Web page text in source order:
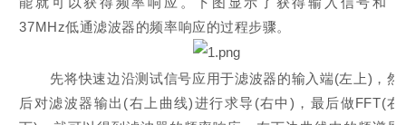
37MHz低通滤波器的频率响应的过程步骤。
先将快速边沿测试信号应用于滤波器的输入端(左上)，然
后对滤波器输出(右上曲线)进行求导(右中)，最后做FFT(右